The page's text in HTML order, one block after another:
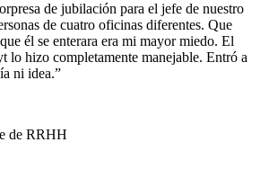
de jubilación para el jefe de nuestro
de cuatro oficinas diferentes. Que
él se enterara era mi mayor miedo. El
lo hizo completamente manejable. Entró a
ni idea.”
de RRHH